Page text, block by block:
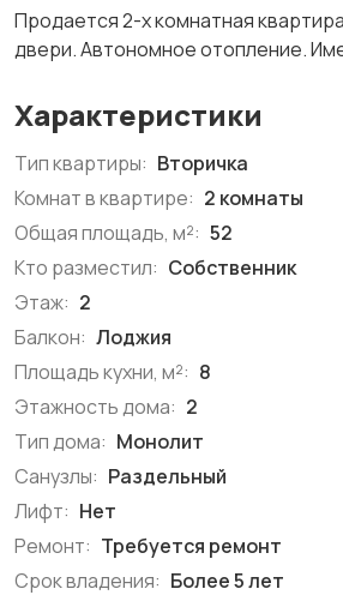
Продается 2-х комнатная
двери. Автономное отопление.
Характеристики
Тип квартиры: Вторичка
Комнат в квартире: 2 комнаты
Общая площадь, м²: 52
Кто разместил: Собственник
Этаж: 2
Балкон: Лоджия
Площадь кухни, м²: 8
Этажность дома: 2
Тип дома: Монолит
Санузлы: Раздельный
Лифт: Нет
Ремонт: Требуется ремонт
Срок владения: Более 5 лет